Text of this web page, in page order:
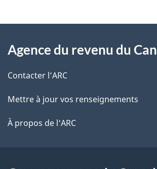
l
s
l
a
t
r
e
t
propos
de
ce
site
Agence du revenu du
Contacter l’ARC
Mettre à jour vos renseignements
À propos de l'ARC